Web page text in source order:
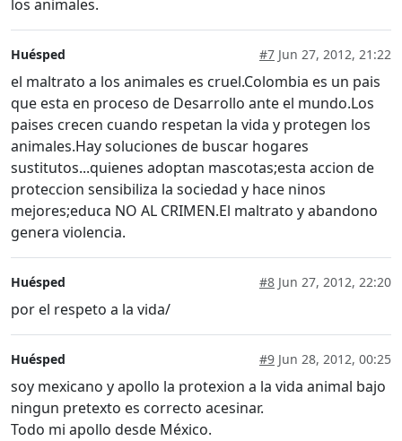
los animales.
Huésped #7 Jun 27, 2012, 21:22
el maltrato a los animales es cruel.Colombia es un pais
que esta en proceso de Desarrollo ante el mundo.Los
paises crecen cuando respetan la vida y protegen los
animales.Hay soluciones de buscar hogares
sustitutos...quienes adoptan mascotas;esta accion de
proteccion sensibiliza la sociedad y hace ninos
mejores;educa NO AL CRIMEN.El maltrato y abandono
genera violencia.
Huésped #8 Jun 27, 2012, 22:20
por el respeto a la vida/
Huésped #9 Jun 28, 2012, 00:25
soy mexicano y apollo la protexion a la vida animal bajo
ningun pretexto es correcto acesinar.
Todo mi apollo desde México.